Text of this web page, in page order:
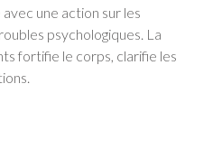
une action sur les
psychologiques. La
fortifie le corps, clarifie les